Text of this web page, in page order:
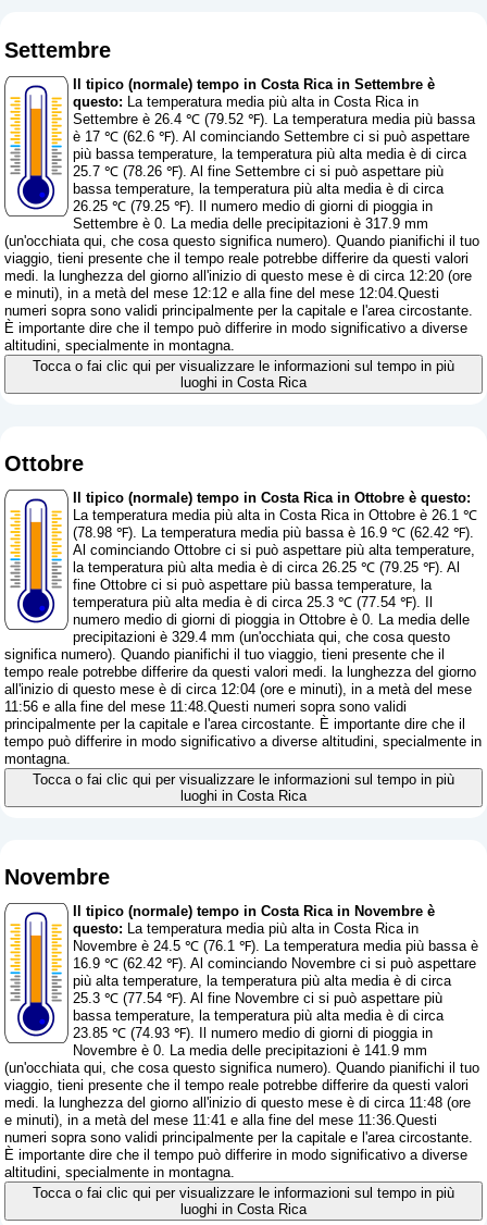
Settembre
Il tipico (normale) tempo in Costa Rica in Settembre è
questo: La temperatura media più alta in Costa Rica in
Settembre è 26.4 ℃ (79.52 ℉). La temperatura media più bassa
è 17 ℃ (62.6 ℉). Al cominciando Settembre ci si può aspettare
più bassa temperature, la temperatura più alta media è di circa
25.7 ℃ (78.26 ℉). Al fine Settembre ci si può aspettare più
bassa temperature, la temperatura più alta media è di circa
26.25 ℃ (79.25 ℉). Il numero medio di giorni di pioggia in
Settembre è 0. La media delle precipitazioni è 317.9 mm
(un'occhiata qui, che cosa questo significa numero). Quando pianifichi il tuo
viaggio, tieni presente che il tempo reale potrebbe differire da questi valori
medi. la lunghezza del giorno all'inizio di questo mese è di circa 12:20 (ore
e minuti), in a metà del mese 12:12 e alla fine del mese 12:04.Questi
numeri sopra sono validi principalmente per la capitale e l'area circostante.
È importante dire che il tempo può differire in modo significativo a diverse
altitudini, specialmente in montagna.
Tocca o fai clic qui per visualizzare le informazioni sul tempo in più
luoghi in Costa Rica
Ottobre
Il tipico (normale) tempo in Costa Rica in Ottobre è questo:
La temperatura media più alta in Costa Rica in Ottobre è 26.1 ℃
(78.98 ℉). La temperatura media più bassa è 16.9 ℃ (62.42 ℉).
Al cominciando Ottobre ci si può aspettare più alta temperature,
la temperatura più alta media è di circa 26.25 ℃ (79.25 ℉). Al
fine Ottobre ci si può aspettare più bassa temperature, la
temperatura più alta media è di circa 25.3 ℃ (77.54 ℉). Il
numero medio di giorni di pioggia in Ottobre è 0. La media delle
precipitazioni è 329.4 mm (un'occhiata qui, che cosa questo
significa numero). Quando pianifichi il tuo viaggio, tieni presente che il
tempo reale potrebbe differire da questi valori medi. la lunghezza del giorno
all'inizio di questo mese è di circa 12:04 (ore e minuti), in a metà del mese
11:56 e alla fine del mese 11:48.Questi numeri sopra sono validi
principalmente per la capitale e l'area circostante. È importante dire che il
tempo può differire in modo significativo a diverse altitudini, specialmente in
montagna.
Tocca o fai clic qui per visualizzare le informazioni sul tempo in più
luoghi in Costa Rica
Novembre
Il tipico (normale) tempo in Costa Rica in Novembre è
questo: La temperatura media più alta in Costa Rica in
Novembre è 24.5 ℃ (76.1 ℉). La temperatura media più bassa è
16.9 ℃ (62.42 ℉). Al cominciando Novembre ci si può aspettare
più alta temperature, la temperatura più alta media è di circa
25.3 ℃ (77.54 ℉). Al fine Novembre ci si può aspettare più
bassa temperature, la temperatura più alta media è di circa
23.85 ℃ (74.93 ℉). Il numero medio di giorni di pioggia in
Novembre è 0. La media delle precipitazioni è 141.9 mm
(un'occhiata qui, che cosa questo significa numero). Quando pianifichi il tuo
viaggio, tieni presente che il tempo reale potrebbe differire da questi valori
medi. la lunghezza del giorno all'inizio di questo mese è di circa 11:48 (ore
e minuti), in a metà del mese 11:41 e alla fine del mese 11:36.Questi
numeri sopra sono validi principalmente per la capitale e l'area circostante.
È importante dire che il tempo può differire in modo significativo a diverse
altitudini, specialmente in montagna.
Tocca o fai clic qui per visualizzare le informazioni sul tempo in più
luoghi in Costa Rica